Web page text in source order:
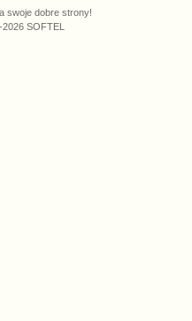
swoje dobre strony!
SOFTEL